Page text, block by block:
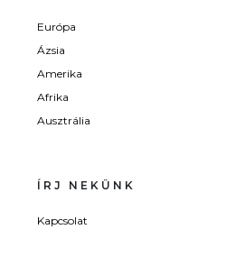
Európa
Ázsia
Amerika
Afrika
Ausztrália
ÍRJ NEKÜNK
Kapcsolat